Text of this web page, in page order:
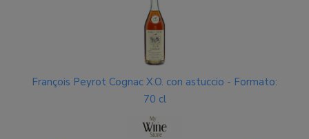
François Peyrot Cognac X.O. con astuccio - Formato:
70 cl